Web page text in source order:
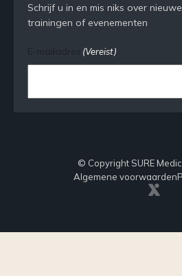
Schrijf u in en mis niks over
trainingen of evenementen
(Vereist)
© Copyright SURE
Algemene voorwaarden